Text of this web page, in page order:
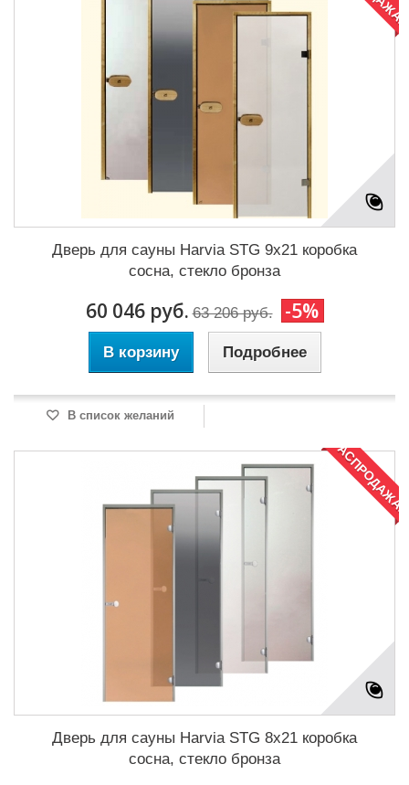
Дверь для сауны Harvia STG 9x21 коробка
сосна, стекло бронза
60 046 руб. 63 206 руб. -5%
В корзину Подробнее
В список желаний
РАСПРОДАЖА!
Дверь для сауны Harvia STG 8x21 коробка
сосна, стекло бронза